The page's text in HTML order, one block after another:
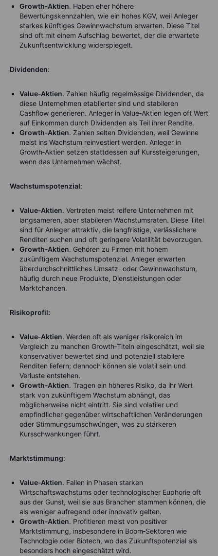
Growth‑Aktien. Haben eher höhere
Bewertungskennzahlen, wie ein hohes KGV, weil Anleger
starkes künftiges Gewinnwachstum erwarten. Diese Titel
sind oft mit einem Aufschlag bewertet, der die erwartete
Zukunftsentwicklung widerspiegelt.
Dividenden:
Value‑Aktien. Zahlen häufig regelmässige Dividenden, da
diese Unternehmen etablierter sind und stabileren
Cashflow generieren. Anleger in Value‑Aktien legen oft Wert
auf Einkommen durch Dividenden als Teil ihrer Rendite.
Growth‑Aktien. Zahlen selten Dividenden, weil Gewinne
meist ins Wachstum reinvestiert werden. Anleger in
Growth‑Aktien setzen stattdessen auf Kurssteigerungen,
wenn das Unternehmen wächst.
Wachstumspotenzial:
Value‑Aktien. Vertreten meist reifere Unternehmen mit
langsameren, aber stabileren Wachstumsraten. Diese Titel
sind für Anleger attraktiv, die langfristige, verlässlichere
Renditen suchen und oft geringere Volatilität bevorzugen.
Growth‑Aktien. Gehören zu Firmen mit hohem
zukünftigem Wachstumspotenzial. Anleger erwarten
überdurchschnittliches Umsatz‑ oder Gewinnwachstum,
häufig durch neue Produkte, Dienstleistungen oder
Marktchancen.
Risikoprofil:
Value‑Aktien. Werden oft als weniger risikoreich im
Vergleich zu manchen Growth‑Titeln eingeschätzt, weil sie
konservativer bewertet sind und potenziell stabilere
Renditen liefern; dennoch können sie volatil sein und
Verluste entstehen.
Growth‑Aktien. Tragen ein höheres Risiko, da ihr Wert
stark von zukünftigem Wachstum abhängt, das
möglicherweise nicht eintritt. Sie sind volatiler und
empfindlicher gegenüber wirtschaftlichen Veränderungen
oder Stimmungsumschwüngen, was zu stärkeren
Kursschwankungen führt.
Marktstimmung:
Value‑Aktien. Fallen in Phasen starken
Wirtschaftswachstums oder technologischer Euphorie oft
aus der Gunst, weil sie aus Branchen stammen können, die
als weniger aufregend oder innovativ gelten.
Growth‑Aktien. Profitieren meist von positiver
Marktstimmung, insbesondere in Boom‑Sektoren wie
Technologie oder Biotech, wo das Zukunftspotenzial als
besonders hoch eingeschätzt wird.